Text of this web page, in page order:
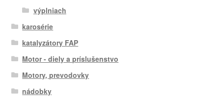
výplniach
karosérie
katalyzátory FAP
Motor - diely a príslušenstvo
Motory, prevodovky
nádobky